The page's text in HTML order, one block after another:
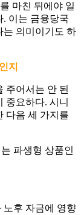
마친 뒤에야 일
. 이는 금융당국
는 의미이기도 하
지
주어서는 안 된
중요하다. 시니
다음 세 가지를
파생형 상품인
후 자금에 영향